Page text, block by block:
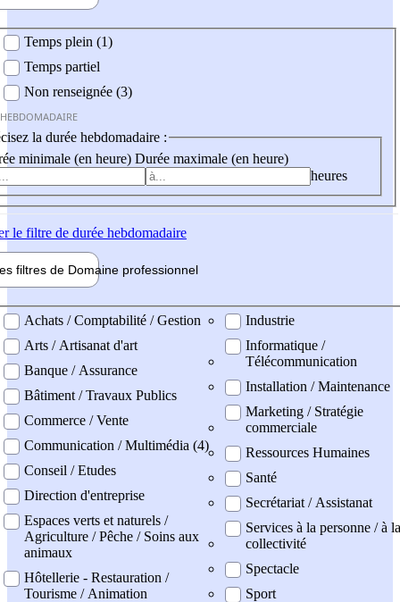
Temps plein (1)
Temps partiel
Non renseignée (3)
la durée hebdomadaire :
minimale (en heure) Durée maximale (en heure)
heures
le filtre de durée hebdomadaire
filtres de Domaine professionnel
professionel
Achats / Comptabilité / Gestion
Arts / Artisanat d'art
Banque / Assurance
Bâtiment / Travaux Publics
Commerce / Vente
Communication / Multimédia (4)
Conseil / Etudes
Direction d'entreprise
Espaces verts et naturels /
Agriculture / Pêche / Soins aux
animaux
Hôtellerie - Restauration /
Tourisme / Animation
Industrie
Informatique /
Télécommunication
Installation / Maintenance
Marketing / Stratégie
commerciale
Ressources Humaines
Santé
Secrétariat / Assistanat
Services à la personne / à la
collectivité
Spectacle
Sport